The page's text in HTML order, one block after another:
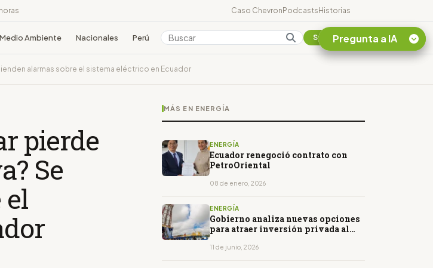
Caso ChevronPodcastsHistorias
Medio Ambiente Nacionales Perú Colombia Suscribirse
alarmas sobre el sistema eléctrico en Ecuador
pierde
Se
el
MÁS EN ENERGÍA
ENERGÍA
Ecuador renegoció contrato con
PetroOriental
08 de enero, 2026
ENERGÍA
Gobierno analiza nuevas opciones
para atraer inversión privada al
11 de junio, 2026
Pregunta a IA